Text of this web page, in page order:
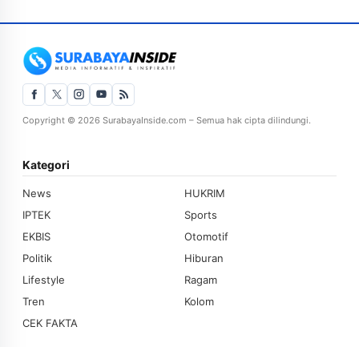
Copyright © 2026 SurabayaInside.com – Semua hak cipta dilindungi.
Kategori
News
HUKRIM
IPTEK
Sports
EKBIS
Otomotif
Politik
Hiburan
Lifestyle
Ragam
Tren
Kolom
CEK FAKTA